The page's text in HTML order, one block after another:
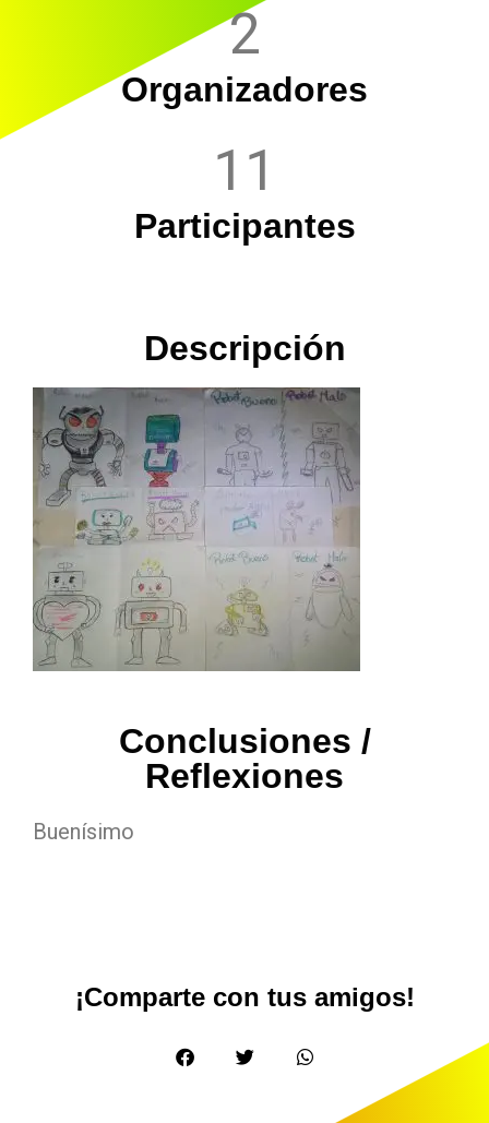
2
Organizadores
11
Participantes
Descripción
Conclusiones /
Reflexiones
Buenísimo
¡Comparte con tus amigos!